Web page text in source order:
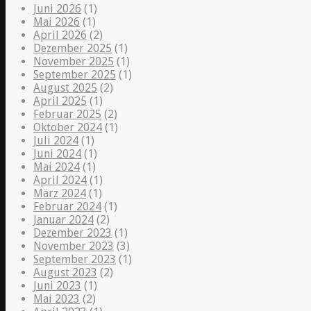
Juni 2026 (1)
Mai 2026 (1)
April 2026 (2)
Dezember 2025 (1)
November 2025 (1)
September 2025 (1)
August 2025 (2)
April 2025 (1)
Februar 2025 (2)
Oktober 2024 (1)
Juli 2024 (1)
Juni 2024 (1)
Mai 2024 (1)
April 2024 (1)
März 2024 (1)
Februar 2024 (1)
Januar 2024 (2)
Dezember 2023 (1)
November 2023 (3)
September 2023 (1)
August 2023 (2)
Juni 2023 (1)
Mai 2023 (2)